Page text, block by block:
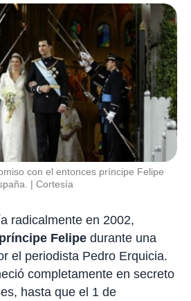
con el entonces príncipe Felipe
Cortesía
radicalmente en 2002,
príncipe Felipe durante una
el periodista Pedro Erquicia.
completamente en secreto
hasta que el 1 de